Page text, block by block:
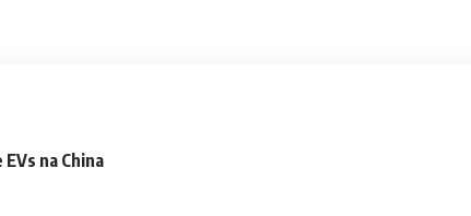
na China